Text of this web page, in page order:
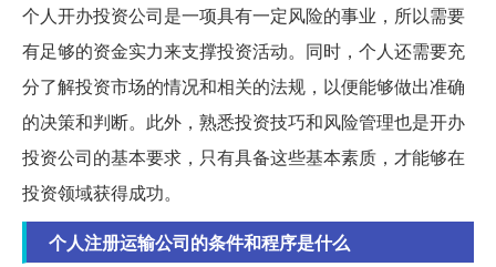
个人开办投资公司是一项具有一定风险的事业，所以需要
有足够的资金实力来支撑投资活动。同时，个人还需要充
分了解投资市场的情况和相关的法规，以便能够做出准确
的决策和判断。此外，熟悉投资技巧和风险管理也是开办
投资公司的基本要求，只有具备这些基本素质，才能够在
投资领域获得成功。
个人注册运输公司的条件和程序是什么